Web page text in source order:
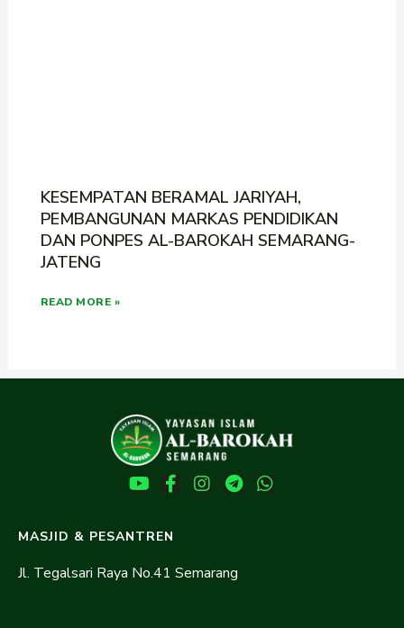
KESEMPATAN BERAMAL JARIYAH,
PEMBANGUNAN MARKAS PENDIDIKAN
DAN PONPES AL-BAROKAH SEMARANG-
JATENG
READ MORE »
MASJID & PESANTREN
Jl. Tegalsari Raya No.41 Semarang